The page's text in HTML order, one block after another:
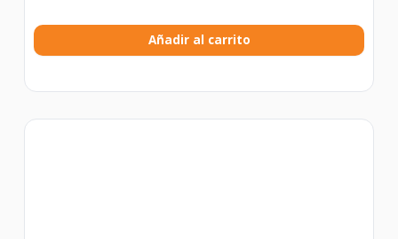
Añadir al carrito